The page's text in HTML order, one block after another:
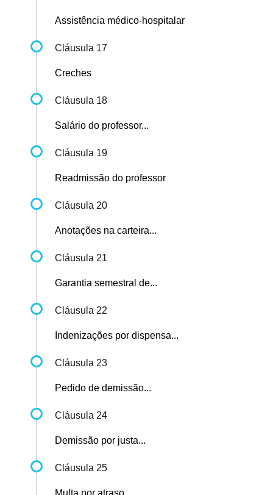
Assistência médico-hospitalar
Cláusula 17
Creches
Cláusula 18
Salário do professor...
Cláusula 19
Readmissão do professor
Cláusula 20
Anotações na carteira...
Cláusula 21
Garantia semestral de...
Cláusula 22
Indenizações por dispensa...
Cláusula 23
Pedido de demissão...
Cláusula 24
Demissão por justa...
Cláusula 25